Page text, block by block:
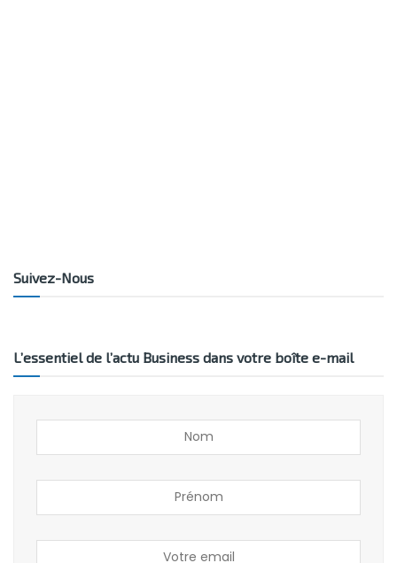
Suivez-Nous
L’essentiel de l’actu Business dans votre boîte e-mail